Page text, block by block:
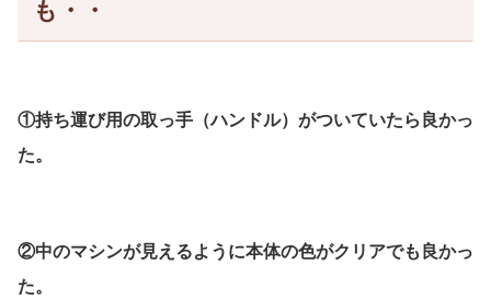
も・・
①持ち運び用の取っ手（ハンドル）がついていたら良かっ
た。
②中のマシンが見えるように本体の色がクリアでも良かっ
た。